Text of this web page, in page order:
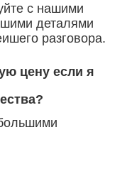
с нашими
деталями
разговора.
цену если я